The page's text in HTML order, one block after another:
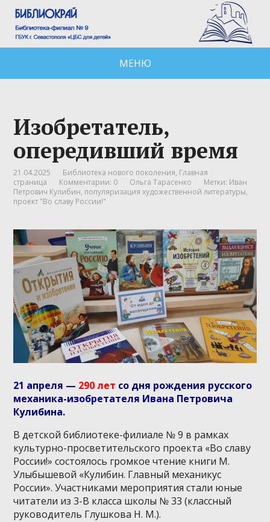
МЕНЮ
Изобретатель,
опередивший время
21.04.2025 Библиотека нового поколения, Главная
страница
Комментарии: 0 Ольга Тарасенко Метки: Иван
Петрович Кулибин, популяризация художественной литературы,
проект "Во славу России!"
21 апреля — 290 лет со дня рождения русского
механика-изобретателя Ивана Петровича
Кулибина.
В детской библиотеке-филиале № 9 в рамках
культурно-просветительского проекта «Во славу
России!» состоялось громкое чтение книги М.
Улыбышевой «Кулибин. Главный механикус
России». Участниками мероприятия стали юные
читатели из 3-В класса школы № 33 (классный
руководитель Глушкова Н. М.).